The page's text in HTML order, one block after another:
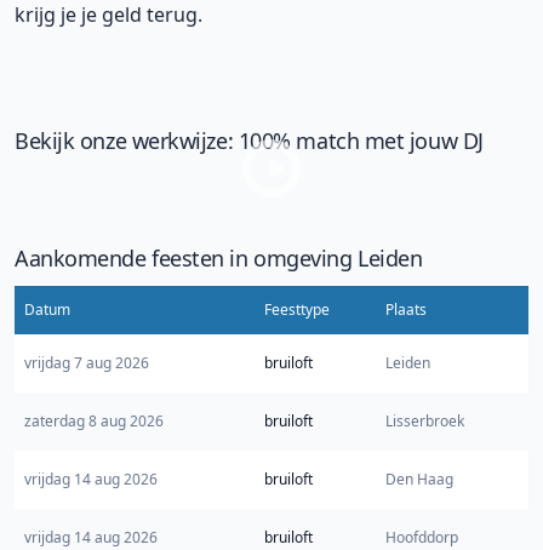
krijg je je geld terug.
Bekijk onze werkwijze: 100% match met jouw DJ
Aankomende feesten in omgeving Leiden
Datum Feesttype Plaats
vrijdag 7 aug 2026 bruiloft Leiden
zaterdag 8 aug 2026 bruiloft Lisserbroek
vrijdag 14 aug 2026 bruiloft Den Haag
vrijdag 14 aug 2026 bruiloft Hoofddorp